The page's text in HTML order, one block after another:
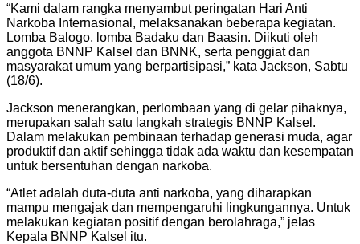
“Kami dalam rangka menyambut peringatan Hari Anti
Narkoba Internasional, melaksanakan beberapa kegiatan.
Lomba Balogo, lomba Badaku dan Baasin. Diikuti oleh
anggota BNNP Kalsel dan BNNK, serta penggiat dan
masyarakat umum yang berpartisipasi,” kata Jackson, Sabtu
(18/6).
Jackson menerangkan, perlombaan yang di gelar pihaknya,
merupakan salah satu langkah strategis BNNP Kalsel.
Dalam melakukan pembinaan terhadap generasi muda, agar
produktif dan aktif sehingga tidak ada waktu dan kesempatan
untuk bersentuhan dengan narkoba.
“Atlet adalah duta-duta anti narkoba, yang diharapkan
mampu mengajak dan mempengaruhi lingkungannya. Untuk
melakukan kegiatan positif dengan berolahraga,” jelas
Kepala BNNP Kalsel itu.